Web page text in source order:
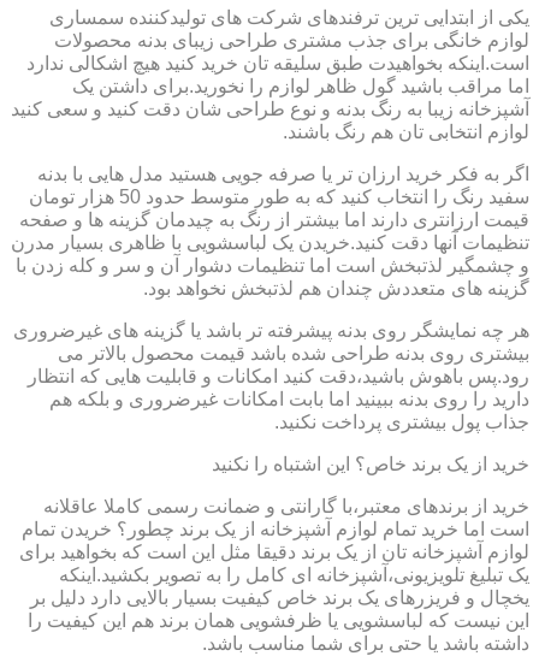
یکی از ابتدایی ترین ترفندهای شرکت های تولیدکننده سمساری
لوازم خانگی برای جذب مشتری طراحی زیبای بدنه محصولات
است.اینکه بخواهیدت طبق سلیقه تان خرید کنید هیچ اشکالی ندارد
اما مراقب باشید گول ظاهر لوازم را نخورید.برای داشتن یک
آشپزخانه زیبا به رنگ بدنه و نوع طراحی شان دقت کنید و سعی کنید
لوازم انتخابی تان هم رنگ باشند.
اگر به فکر خرید ارزان تر یا صرفه جویی هستید مدل هایی با بدنه
سفید رنگ را انتخاب کنید که به طور متوسط حدود 50 هزار تومان
قیمت ارزانتری دارند اما بیشتر از رنگ به چیدمان گزینه ها و صفحه
تنظیمات آنها دقت کنید.خریدن یک لباسشویی با ظاهری بسیار مدرن
و چشمگیر لذتبخش است اما تنظیمات دشوار آن و سر و کله زدن با
گزینه های متعددش چندان هم لذتبخش نخواهد بود.
هر چه نمایشگر روی بدنه پیشرفته تر باشد یا گزینه های غیرضروری
بیشتری روی بدنه طراحی شده باشد قیمت محصول بالاتر می
رود.پس باهوش باشید،دقت کنید امکانات و قابلیت هایی که انتظار
دارید را روی بدنه ببینید اما بابت امکانات غیرضروری و بلکه هم
جذاب پول بیشتری پرداخت نکنید.
خرید از یک برند خاص؟ این اشتباه را نکنید
خرید از برندهای معتبر،با گارانتی و ضمانت رسمی کاملا عاقلانه
است اما خرید تمام لوازم آشپزخانه از یک برند چطور؟ خریدن تمام
لوازم آشپزخانه تان از یک برند دقیقا مثل این است که بخواهید برای
یک تبلیغ تلویزیونی،آشپزخانه ای کامل را به تصویر بکشید.اینکه
یخچال و فریزرهای یک برند خاص کیفیت بسیار بالایی دارد دلیل بر
این نیست که لباسشویی یا ظرفشویی همان برند هم این کیفیت را
داشته باشد یا حتی برای شما مناسب باشد.